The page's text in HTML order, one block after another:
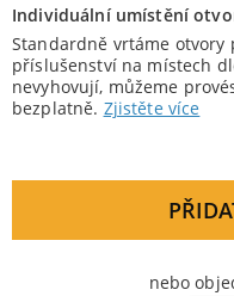
Individuální umístění
Standardně vrtáme
příslušenství na místech
nevyhovují, můžeme
bezplatně. Zjistěte více
nebo